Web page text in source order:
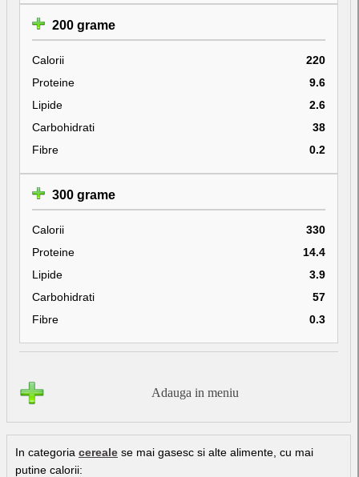
200 grame
Calorii
220
Proteine
9.6
Lipide
2.6
Carbohidrati
38
Fibre
0.2
300 grame
Calorii
330
Proteine
14.4
Lipide
3.9
Carbohidrati
57
Fibre
0.3
Adauga in meniu
In categoria cereale se mai gasesc si alte alimente, cu mai
putine calorii: